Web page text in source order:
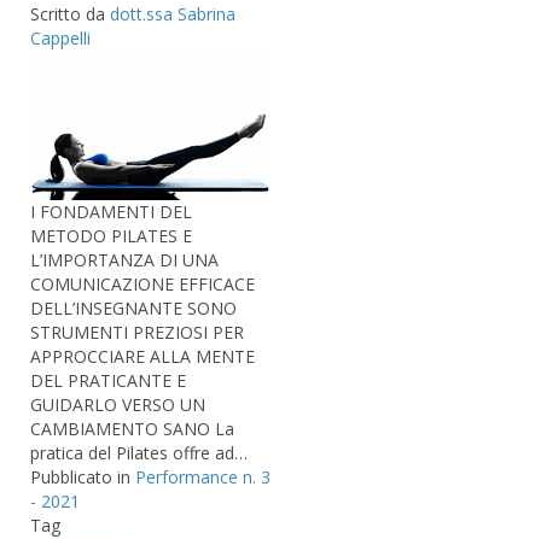
Scritto da dott.ssa Sabrina
Cappelli
I FONDAMENTI DEL
METODO PILATES E
L’IMPORTANZA DI UNA
COMUNICAZIONE EFFICACE
DELL’INSEGNANTE SONO
STRUMENTI PREZIOSI PER
APPROCCIARE ALLA MENTE
DEL PRATICANTE E
GUIDARLO VERSO UN
CAMBIAMENTO SANO La
pratica del Pilates offre ad…
Pubblicato in Performance n. 3
- 2021
Tag